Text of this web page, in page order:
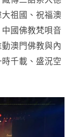
祖國、祝福澳
國佛教梵唄音
澳門佛教與內
千載、盛況空